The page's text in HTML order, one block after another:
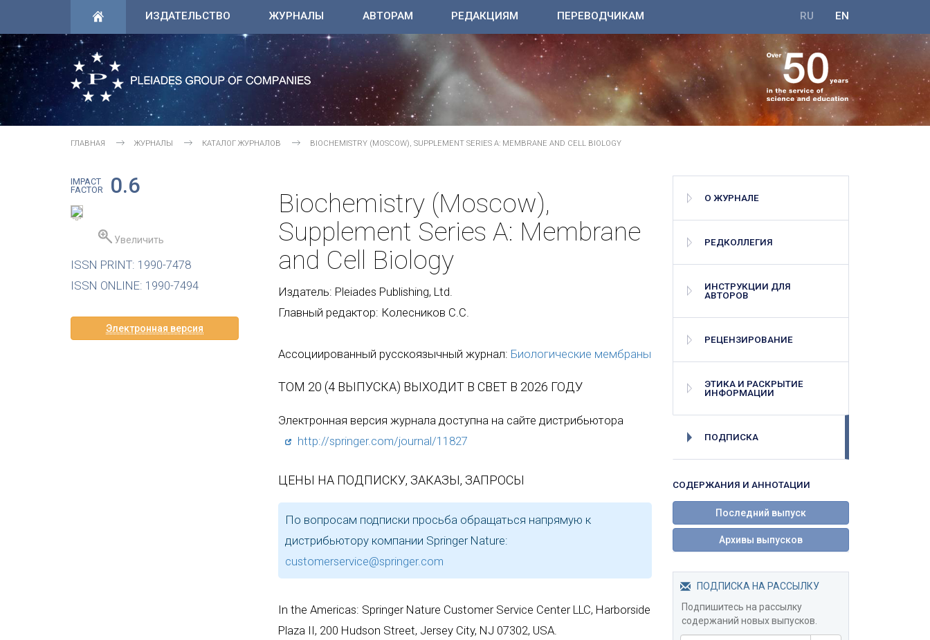
ИЗДАТЕЛЬСТВО ЖУРНАЛЫ АВТОРАМ РЕДАКЦИЯМ ПЕРЕВОДЧИКАМ EN
RU
ГЛАВНАЯ ЖУРНАЛЫ КАТАЛОГ ЖУРНАЛОВ BIOCHEMISTRY (MOSCOW), SUPPLEMENT SERIES A: MEMBRANE AND CELL BIOLOGY
IMPACT
FACTOR
0.6
Увеличить
ISSN PRINT: 1990-7478
ISSN ONLINE: 1990-7494
Электронная версия
О ЖУРНАЛЕ
РЕДКОЛЛЕГИЯ
ИНСТРУКЦИИ ДЛЯ
АВТОРОВ
РЕЦЕНЗИРОВАНИЕ
ЭТИКА И РАСКРЫТИЕ
ИНФОРМАЦИИ
ПОДПИСКА
СОДЕРЖАНИЯ И АННОТАЦИИ
Последний выпуск
Архивы выпусков
ПОДПИСКА НА РАССЫЛКУ
Подпишитесь на рассылку
содержаний новых выпусков.
Biochemistry (Moscow),
Supplement Series A: Membrane
and Cell Biology
Издатель: Pleiades Publishing, Ltd.
Главный редактор: Колесников С.С.
Ассоциированный русскоязычный журнал: Биологические мембраны
ТОМ 20 (4 ВЫПУСКА) ВЫХОДИТ В СВЕТ В 2026 ГОДУ
Электронная версия журнала доступна на сайте дистрибьютора
http://springer.com/journal/11827
ЦЕНЫ НА ПОДПИСКУ, ЗАКАЗЫ, ЗАПРОСЫ
По вопросам подписки просьба обращаться напрямую к
дистрибьютору компании Springer Nature:
customerservice@springer.com
In the Americas: Springer Nature Customer Service Center LLC, Harborside
Plaza II, 200 Hudson Street, Jersey City, NJ 07302, USA.